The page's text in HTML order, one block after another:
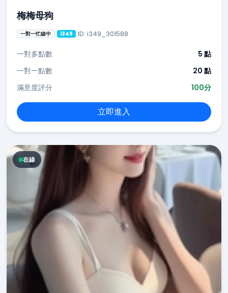
梅梅母狗
一對一忙線中 i349 ID: i349_301588
一對多點數
5 點
一對一點數
20 點
滿意度評分
100分
立即進入
在線